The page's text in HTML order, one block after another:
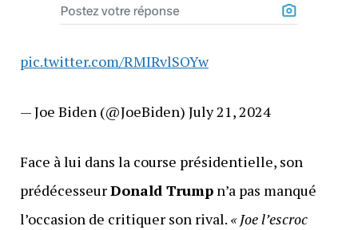
pic.twitter.com/RMIRvlSOYw
— Joe Biden (@JoeBiden) July 21, 2024
Face à lui dans la course présidentielle, son
prédécesseurDonald Trumpn’a pas manqué
l’occasion de critiquer son rival. « Joe l’escroc